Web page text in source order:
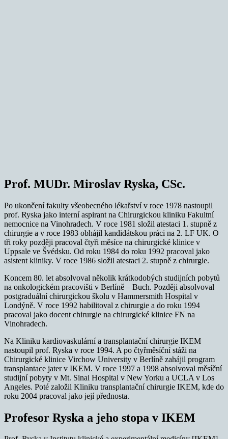
Prof. MUDr. Miroslav Ryska, CSc.
Po ukončení fakulty všeobecného lékařství v roce 1978 nastoupil
prof. Ryska jako interní aspirant na Chirurgickou kliniku Fakultní
nemocnice na Vinohradech. V roce 1981 složil atestaci 1. stupně z
chirurgie a v roce 1983 obhájil kandidátskou práci na 2. LF UK. O
tři roky později pracoval čtyři měsíce na chirurgické klinice v
Uppsale ve Švédsku. Od roku 1984 do roku 1992 pracoval jako
asistent kliniky. V roce 1986 složil atestaci 2. stupně z chirurgie.
Koncem 80. let absolvoval několik krátkodobých studijních pobytů
na onkologickém pracovišti v Berlíně – Buch. Později absolvoval
postgraduální chirurgickou školu v Hammersmith Hospital v
Londýně. V roce 1992 habilitoval z chirurgie a do roku 1994
pracoval jako docent chirurgie na chirurgické klinice FN na
Vinohradech.
Na Kliniku kardiovaskulární a transplantační chirurgie IKEM
nastoupil prof. Ryska v roce 1994. A po čtyřměsíční stáži na
Chirurgické klinice Virchow University v Berlíně zahájil program
transplantace jater v IKEM. V roce 1997 a 1998 absolvoval měsíční
studijní pobyty v Mt. Sinai Hospital v New Yorku a UCLA v Los
Angeles. Poté založil Kliniku transplantační chirurgie IKEM, kde do
roku 2004 pracoval jako její přednosta.
Profesor Ryska a jeho stopa v IKEM